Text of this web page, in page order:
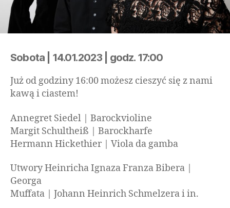
Sobota | 14.01.2023 | godz. 17:00
Już od godziny 16:00 możesz cieszyć się z nami
kawą i ciastem!
Annegret Siedel | Barockvioline
Margit Schultheiß | Barockharfe
Hermann Hickethier | Viola da gamba
Utwory Heinricha Ignaza Franza Bibera |
Georga
Muffata | Johann Heinrich Schmelzera i in.